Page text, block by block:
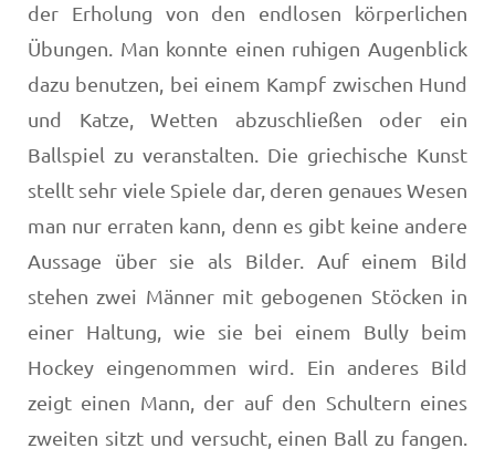
der Erholung von den endlosen körperlichen
Übungen. Man konnte einen ruhigen Augenblick
dazu benutzen, bei einem Kampf zwischen Hund
und Katze, Wetten abzuschließen oder ein
Ballspiel zu veranstalten. Die griechische Kunst
stellt sehr viele Spiele dar, deren genaues Wesen
man nur erraten kann, denn es gibt keine andere
Aussage über sie als Bilder. Auf einem Bild
stehen zwei Männer mit gebogenen Stöcken in
einer Haltung, wie sie bei einem Bully beim
Hockey eingenommen wird. Ein anderes Bild
zeigt einen Mann, der auf den Schultern eines
zweiten sitzt und versucht, einen Ball zu fangen.